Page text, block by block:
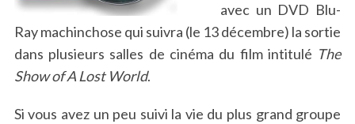
avec un DVD Blu-
Ray machinchose qui suivra (le 13 décembre) la sortie
dans plusieurs salles de cinéma du film intitulé The
Show of A Lost World.
Si vous avez un peu suivi la vie du plus grand groupe